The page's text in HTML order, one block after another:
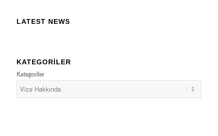
LATEST NEWS
KATEGORILER
Kategoriler